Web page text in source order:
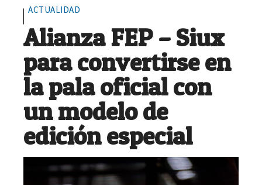
ACTUALIDAD
Alianza FEP – Siux
para convertirse en
la pala oficial con
un modelo de
edición especial